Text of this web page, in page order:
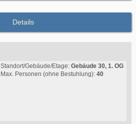
Details
Standort/Gebäude/Etage: Gebäude 30, 1. OG
Max. Personen (ohne Bestuhlung): 40